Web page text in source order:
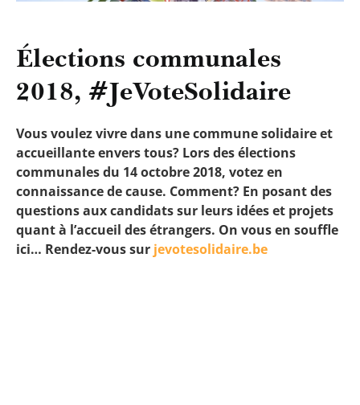
Élections communales
2018, #JeVoteSolidaire
Vous voulez vivre dans une commune solidaire et
accueillante envers tous? Lors des élections
communales du 14 octobre 2018, votez en
connaissance de cause. Comment? En posant des
questions aux candidats sur leurs idées et projets
quant à l’accueil des étrangers. On vous en souffle
ici… Rendez-vous sur jevotesolidaire.be